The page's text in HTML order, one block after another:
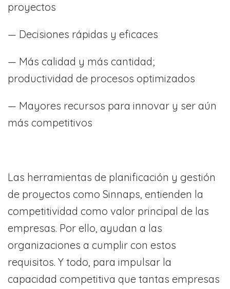
proyectos
— Decisiones rápidas y eficaces
— Más calidad y más cantidad;
productividad de procesos optimizados
— Mayores recursos para innovar y ser aún
más competitivos
Las herramientas de planificación y gestión
de proyectos como Sinnaps, entienden la
competitividad como valor principal de las
empresas. Por ello, ayudan a las
organizaciones a cumplir con estos
requisitos. Y todo, para impulsar la
capacidad competitiva que tantas empresas